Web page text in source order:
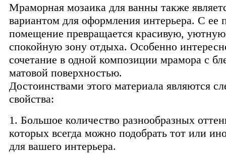
Мраморная мозаика для ванны также
вариантом для оформления интерьера. С ее
помещение превращается красивую,
спокойную зону отдыха. Особенно
сочетание в одной композиции мрамора с
матовой поверхностью.
Достоинствами этого материала являются
свойства:
1. Большое количество разнообразных
которых всегда можно подобрать тот или
для вашего интерьера.